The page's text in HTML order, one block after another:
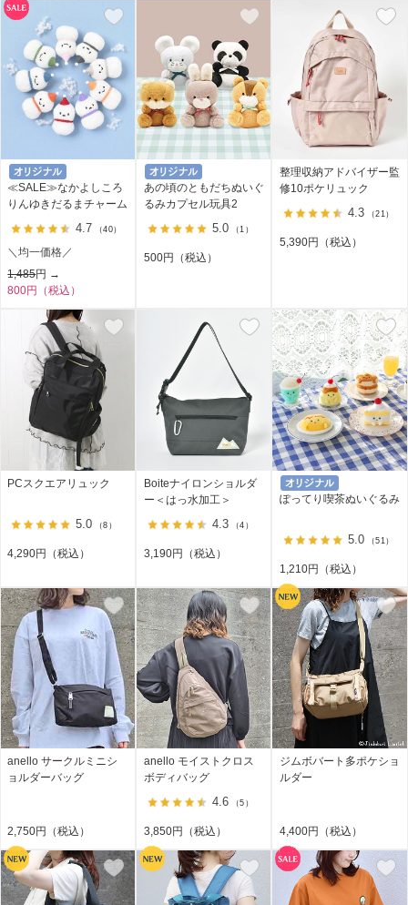
≪SALE≫なかよしころ
りんゆきだるまチャーム
4.7 （40）
＼均一価格／
1,485円 →
800円（税込）
あの頃のともだちぬいぐ
るみカプセル玩具2
5.0 （1）
500円（税込）
整理収納アドバイザー監
修10ポケリュック
4.3 （21）
5,390円（税込）
PCスクエアリュック
5.0 （8）
4,290円（税込）
Boiteナイロンショルダ
ー＜はっ水加工＞
4.3 （4）
3,190円（税込）
ぽってり喫茶ぬいぐるみ
5.0 （51）
1,210円（税込）
anello サークルミニシ
ョルダーバッグ
2,750円（税込）
anello モイストクロス
ボディバッグ
4.6 （5）
3,850円（税込）
ジムボバート多ポケショ
ルダー
4,400円（税込）